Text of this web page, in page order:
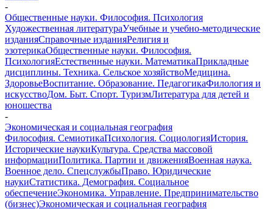
-
Общественные науки. Философия. Психология
Художественная литератураУчебные и учебно-методические
изданияСправочные изданияРелигия и
эзотерикаОбщественные науки. Философия.
ПсихологияЕстественные науки. МатематикаПрикладные
дисциплины. Техника. Сельское хозяйствоМедицина.
ЗдоровьеВоспитание. Образование. ПедагогикаФилология и
искусствоДом. Быт. Спорт. ТуризмЛитература для детей и
юношества
-
Экономическая и социальная география
Философия. СемиотикаПсихология. СоциологияИстория.
Исторические наукиКультура. Средства массовой
информацииПолитика. Партии и движенияВоенная наука.
Военное дело. СпецслужбыПраво. Юридические
наукиСтатистика. Демография. Социальное
обеспечениеЭкономика. Управление. Предпринимательство
(бизнес)Экономическая и социальная география